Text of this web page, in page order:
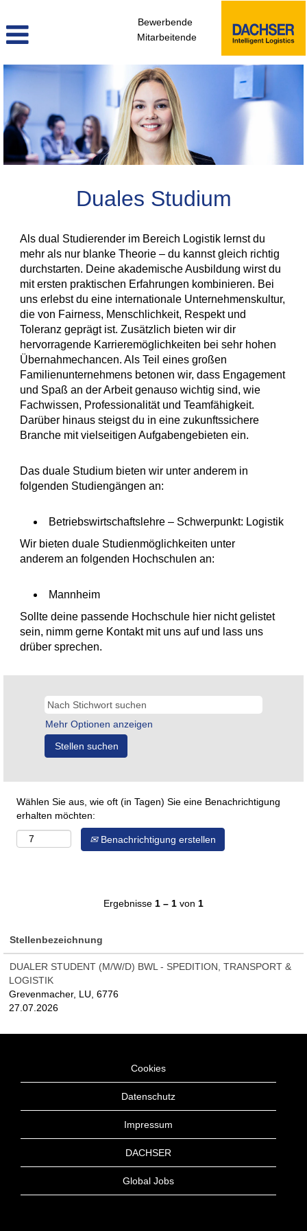
Bewerbende
Mitarbeitende
duales_studium_de
Duales Studium
Als dual Studierender im Bereich Logistik lernst du
mehr als nur blanke Theorie – du kannst gleich richtig
durchstarten. Deine akademische Ausbildung wirst du
mit ersten praktischen Erfahrungen kombinieren. Bei
uns erlebst du eine internationale Unternehmenskultur,
die von Fairness, Menschlichkeit, Respekt und
Toleranz geprägt ist. Zusätzlich bieten wir dir
hervorragende Karrieremöglichkeiten bei sehr hohen
Übernahmechancen. Als Teil eines großen
Familienunternehmens betonen wir, dass Engagement
und Spaß an der Arbeit genauso wichtig sind, wie
Fachwissen, Professionalität und Teamfähigkeit.
Darüber hinaus steigst du in eine zukunftssichere
Branche mit vielseitigen Aufgabengebieten ein.
Das duale Studium bieten wir unter anderem in
folgenden Studiengängen an:
Betriebswirtschaftslehre – Schwerpunkt: Logistik
Wir bieten duale Studienmöglichkeiten unter
anderem an folgenden Hochschulen an:
Mannheim
Sollte deine passende Hochschule hier nicht gelistet
sein, nimm gerne Kontakt mit uns auf und lass uns
drüber sprechen.
Mehr Optionen anzeigen
Wählen Sie aus, wie oft (in Tagen) Sie eine Benachrichtigung
erhalten möchten:
Benachrichtigung erstellen
Ergebnisse 1 – 1 von 1
Stellenbezeichnung
DUALER STUDENT (M/W/D) BWL - SPEDITION, TRANSPORT &
LOGISTIK
Grevenmacher, LU, 6776
27.07.2026
Cookies
Datenschutz
Impressum
DACHSER
Global Jobs